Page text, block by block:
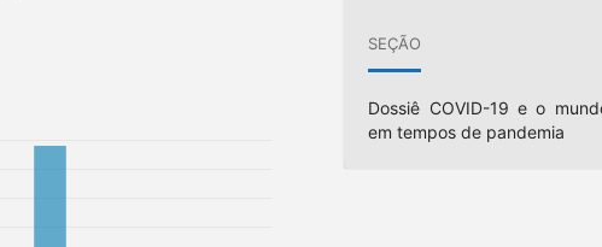
SEÇÃO
Dossiê COVID-19 e o
em tempos de pandemia